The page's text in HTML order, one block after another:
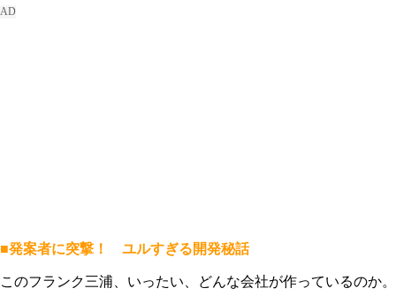
■発案者に突撃！ ユルすぎる開発秘話
このフランク三浦、いったい、どんな会社が作っているのか。